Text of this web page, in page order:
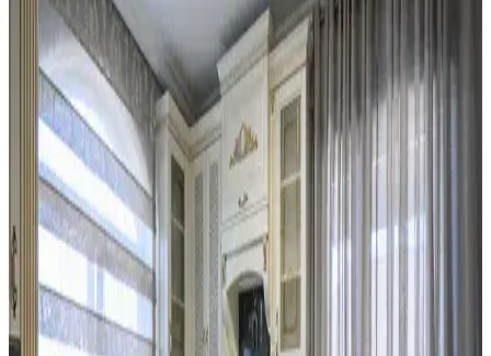
Düzenle Pratik İyileştirme Yöntemleri
Mutfak dekorasyonunda aydınlatma, renk uyumu ve düzenleme
teknikleriyle koyu renkli dolaplar ve siyah buzdolabı gibi unsurlar
uyumlu hale getirilir. Bitkiler ve aksesuarlar atmosferi canlandırır.
Mutfak Duvarında İki Çerçevenin Yan Yana mı
Dikey mi Yerleştirilmesi Üzerine Analiz
Mutfakta iki çerçevenin yerleşimi, yan yana ve aralıklı
konumlandırıldığında mekanın şıklığını ve görsel dengesini artırır.
Dikey asma ise genellikle daha az tercih edilir ve alt boşluk
bırakabilir.
Mutfak Tezgahı ve Backsplash Renk Uyumu:
Estetik ve Fonksiyonel Çözümler